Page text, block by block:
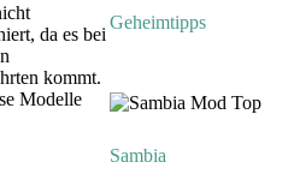
da es bei
kommt.
Modelle
Geheimtipps
Sambia